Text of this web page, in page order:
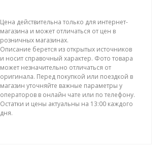
Цена действительна только для интернет-
магазина и может отличаться от цен в
розничных магазинах.
Описание берется из открытых источников
и носит справочный характер. Фото товара
может незначительно отличаться от
оригинала. Перед покупкой или поездкой в
магазин уточняйте важные параметры у
операторов в онлайн чате или по телефону.
Остатки и цены актуальны на 13:00 каждого
дня.